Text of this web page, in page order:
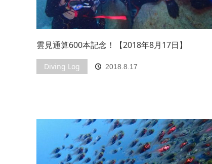
雲見通算600本記念！【2018年8月17日】
Diving Log 2018.8.17